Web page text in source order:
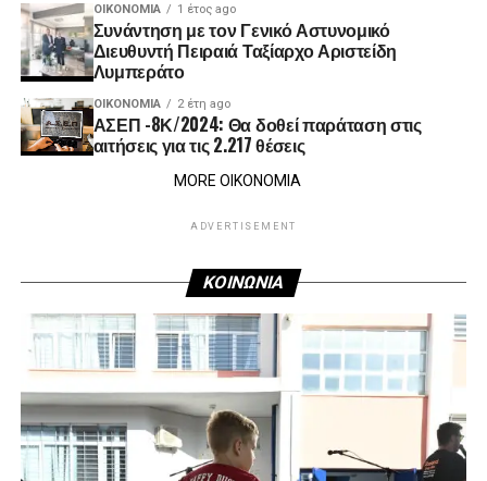
ΟΙΚΟΝΟΜΊΑ 1 έτος ago
Συνάντηση με τον Γενικό Αστυνομικό
Διευθυντή Πειραιά Ταξίαρχο Αριστείδη
Λυμπεράτο
ΟΙΚΟΝΟΜΊΑ 2 έτη ago
ΑΣΕΠ -8Κ/2024: Θα δοθεί παράταση στις
αιτήσεις για τις 2.217 θέσεις
MORE ΟΙΚΟΝΟΜΙΑ
ADVERTISEMENT
ΚΟΙΝΩΝΙΑ